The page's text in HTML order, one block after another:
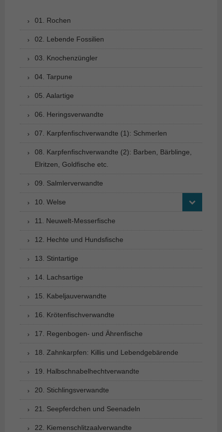
01. Rochen
02. Lebende Fossilien
03. Knochenzüngler
04. Tarpune
05. Aalartige
06. Heringsverwandte
07. Karpfenfischverwandte (1): Schmerlen
08. Karpfenfischverwandte (2): Barben, Bärblinge,
Elritzen, Goldfische etc.
09. Salmlerverwandte
10. Welse
11. Neuwelt-Messerfische
12. Hechte und Hundsfische
13. Stintartige
14. Lachsartige
15. Kabeljauverwandte
16. Krötenfischverwandte
17. Regenbogen- und Ährenfische
18. Zahnkarpfen: Killis und Lebendgebärende
19. Halbschnabelhechtverwandte
20. Stichlingsverwandte
21. Seepferdchen und Seenadeln
22. Kiemenschlitzaalverwandte